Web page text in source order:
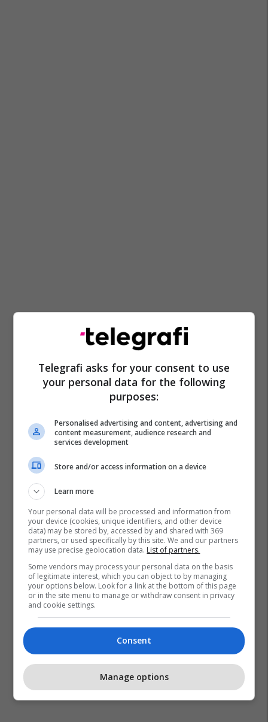
Telegrafi asks for your consent to use
your personal data for the following
purposes:
Personalised advertising and content, advertising and
content measurement, audience research and
services development
Store and/or access information on a device
Learn more
Your personal data will be processed and information from
your device (cookies, unique identifiers, and other device
data) may be stored by, accessed by and shared with 369
partners, or used specifically by this site. We and our partners
may use precise geolocation data. List of partners.
Some vendors may process your personal data on the basis
of legitimate interest, which you can object to by managing
your options below. Look for a link at the bottom of this page
or in the site menu to manage or withdraw consent in privacy
and cookie settings.
Consent
Manage options